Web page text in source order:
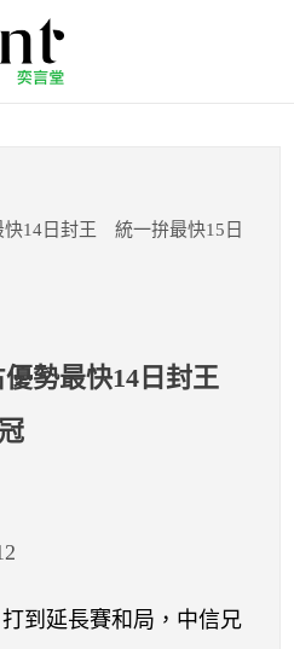
局占優勢最快
拚最快15日
快14日封王 統一拚最快15日
勢最快14日封王
到延長賽和局，中信兄